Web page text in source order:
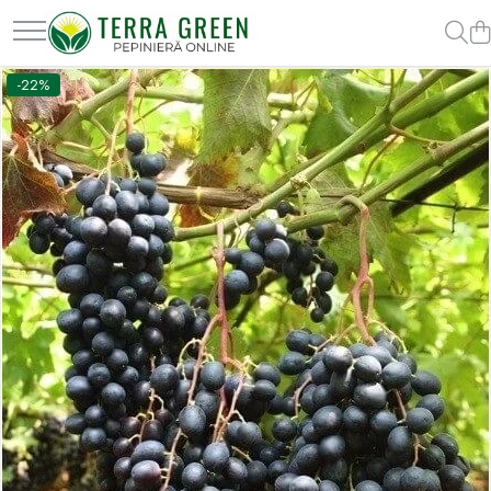
Toate Produsele
Pomi Fructiferi
Cires
Visin
Mar
Par
Piersic
Cais
Zarzar
Prun
Nectarin
Alun
Nuc
-22%